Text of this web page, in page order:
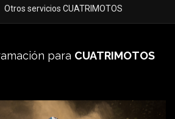
Otros servicios CUATRIMOTOS
para CUATRIMOTOS